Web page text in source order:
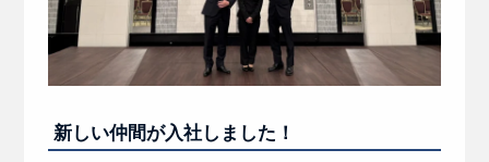
新しい仲間が入社しました！